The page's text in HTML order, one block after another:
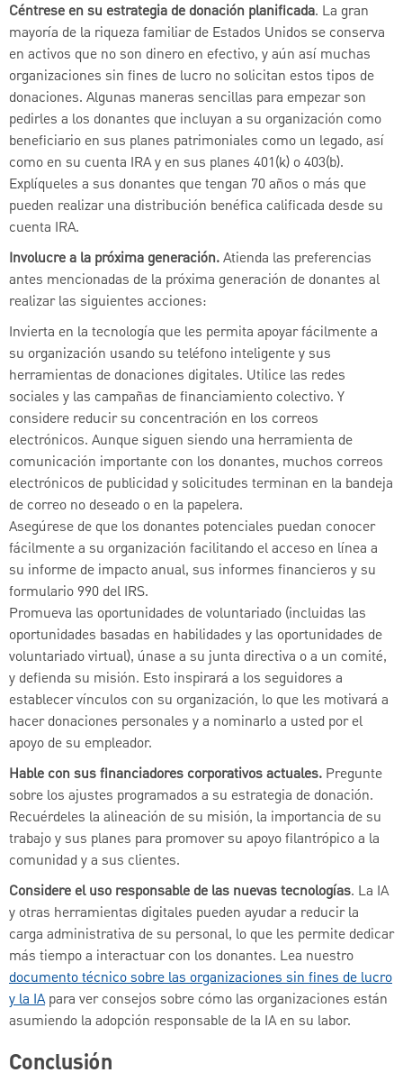
Céntrese en su estrategia de donación planificada. La gran
mayoría de la riqueza familiar de Estados Unidos se conserva
en activos que no son dinero en efectivo, y aún así muchas
organizaciones sin fines de lucro no solicitan estos tipos de
donaciones. Algunas maneras sencillas para empezar son
pedirles a los donantes que incluyan a su organización como
beneficiario en sus planes patrimoniales como un legado, así
como en su cuenta IRA y en sus planes 401(k) o 403(b).
Explíqueles a sus donantes que tengan 70 años o más que
pueden realizar una distribución benéfica calificada desde su
cuenta IRA.
Involucre a la próxima generación.Atienda las preferencias
antes mencionadas de la próxima generación de donantes al
realizar las siguientes acciones:
Invierta en la tecnología que les permita apoyar fácilmente a
su organización usando su teléfono inteligente y sus
herramientas de donaciones digitales. Utilice las redes
sociales y las campañas de financiamiento colectivo. Y
considere reducir su concentración en los correos
electrónicos. Aunque siguen siendo una herramienta de
comunicación importante con los donantes, muchos correos
electrónicos de publicidad y solicitudes terminan en la bandeja
de correo no deseado o en la papelera.
Asegúrese de que los donantes potenciales puedan conocer
fácilmente a su organización facilitando el acceso en línea a
su informe de impacto anual, sus informes financieros y su
formulario 990 del IRS.
Promueva las oportunidades de voluntariado (incluidas las
oportunidades basadas en habilidades y las oportunidades de
voluntariado virtual), únase a su junta directiva o a un comité,
y defienda su misión. Esto inspirará a los seguidores a
establecer vínculos con su organización, lo que les motivará a
hacer donaciones personales y a nominarlo a usted por el
apoyo de su empleador.
Hable con sus financiadores corporativos actuales. Pregunte
sobre los ajustes programados a su estrategia de donación.
Recuérdeles la alineación de su misión, la importancia de su
trabajo y sus planes para promover su apoyo filantrópico a la
comunidad y a sus clientes.
Considere el uso responsable de las nuevas tecnologías. La IA
y otras herramientas digitales pueden ayudar a reducir la
carga administrativa de su personal, lo que les permite dedicar
más tiempo a interactuar con los donantes. Lea nuestro
documento técnico sobre las organizaciones sin fines de lucro
y la IApara ver consejos sobre cómo las organizaciones están
asumiendo la adopción responsable de la IA en su labor.
Conclusión